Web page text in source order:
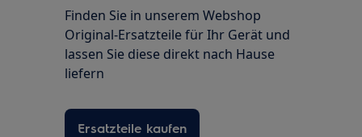
Finden Sie in unserem Webshop
Original-Ersatzteile für Ihr Gerät und
lassen Sie diese direkt nach Hause
liefern
Ersatzteile kaufen